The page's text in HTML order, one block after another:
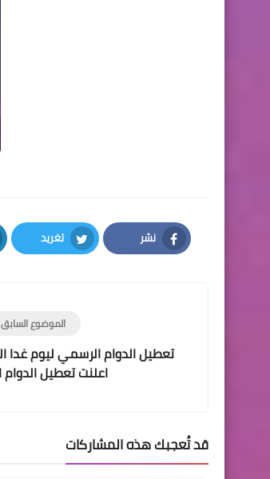
نشر
Facebook
تغريد
Twitter
الموضوع السابق
تعطيل الدوام الرسمي ليوم غدا
اعلنت تعطيل
قد تُعجبك هذه المشاركات